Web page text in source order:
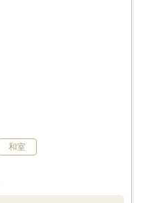
和室